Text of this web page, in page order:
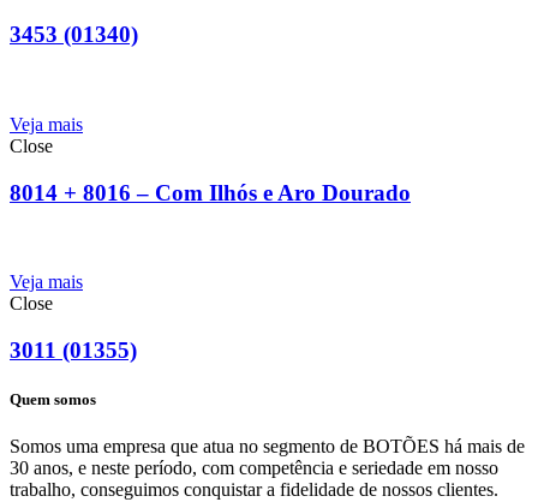
3453 (01340)
Veja mais
Close
8014 + 8016 – Com Ilhós e Aro Dourado
Veja mais
Close
3011 (01355)
Quem somos
Somos uma empresa que atua no segmento de BOTÕES há mais de
30 anos, e neste período, com competência e seriedade em nosso
trabalho, conseguimos conquistar a fidelidade de nossos clientes.